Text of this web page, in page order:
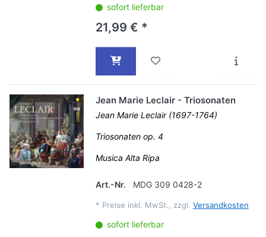
sofort lieferbar
21,99 € *
Jean Marie Leclair - Triosonaten
Jean Marie Leclair (1697-1764)
Triosonaten op. 4
Musica Alta Ripa
Art.-Nr. MDG 309 0428-2
* Preise inkl. MwSt., zzgl. Versandkosten
sofort lieferbar